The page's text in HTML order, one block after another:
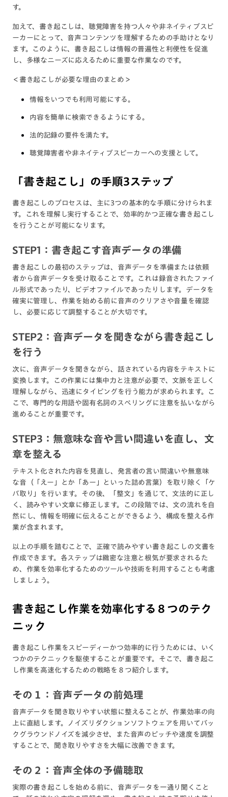
す。
加えて、書き起こしは、聴覚障害を持つ人々や非ネイティブスピ
ーカーにとって、音声コンテンツを理解するための手助けとなり
ます。このように、書き起こしは情報の普遍性と利便性を促進
し、多様なニーズに応えるために重要な作業なのです。
＜書き起こしが必要な理由のまとめ＞
情報をいつでも利用可能にする。
内容を簡単に検索できるようにする。
法的記録の要件を満たす。
聴覚障害者や非ネイティブスピーカーへの支援として。
「書き起こし」の手順3ステップ
書き起こしのプロセスは、主に3つの基本的な手順に分けられま
す。これを理解し実行することで、効率的かつ正確な書き起こし
を行うことが可能になります。
STEP1：書き起こす音声データの準備
書き起こしの最初のステップは、音声データを準備または依頼
者から音声データを受け取ることです。これは録音されたファイ
ル形式であったり、ビデオファイルであったりします。データを
確実に管理し、作業を始める前に音声のクリアさや音量を確認
し、必要に応じて調整することが大切です。
STEP2：音声データを聞きながら書き起こし
を行う
次に、音声データを聞きながら、話されている内容をテキストに
変換します。この作業には集中力と注意が必要で、文脈を正しく
理解しながら、迅速にタイピングを行う能力が求められます。こ
こで、専門的な用語や固有名詞のスペリングに注意を払いながら
進めることが重要です。
STEP3：無意味な音や言い間違いを直し、文
章を整える
テキスト化された内容を見直し、発言者の言い間違いや無意味
な音（「えー」とか「あー」といった詰め言葉）を取り除く「ケ
バ取り」を行います。その後、「整文」を通じて、文法的に正し
く、読みやすい文章に修正します。この段階では、文の流れを自
然にし、情報を明確に伝えることができるよう、構成を整える作
業が含まれます。
以上の手順を踏むことで、正確で読みやすい書き起こしの文書を
作成できます。各ステップは緻密な注意と根気が要求されるた
め、作業を効率化するためのツールや技術を利用することも考慮
しましょう。
書き起こし作業を効率化する８つのテク
ニック
書き起こし作業をスピーディーかつ効率的に行うためには、いく
つかのテクニックを駆使することが重要です。そこで、書き起こ
し作業を高速化するための戦略を８つ紹介します。
その１：音声データの前処理
音声データを聞き取りやすい状態に整えることが、作業効率の向
上に直結します。ノイズリダクションソフトウェアを用いてバッ
クグラウンドノイズを減少させ、また音声のピッチや速度を調整
することで、聞き取りやすさを大幅に改善できます。
その２：音声全体の予備聴取
実際の書き起こしを始める前に、音声データを一通り聞くこと